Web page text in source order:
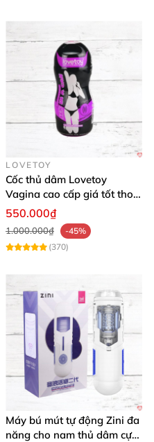
LOVETOY
Cốc thủ dâm Lovetoy
Vagina cao cấp giá tốt thoả
mãn phái mạnh
550.000₫
1.000.000₫
-45%
(370)
Máy bú mút tự động Zini đa
năng cho nam thủ dâm cực